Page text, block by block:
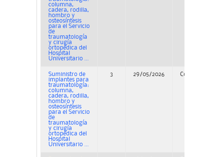
columna,
cadera, rodilla,
hombro y
osteosíntesis
para el Servicio
de
traumatología
y cirugía
ortopédica del
Hospital
Universitario ...
Suministro de
implantes para
traumatología:
columna,
cadera, rodilla,
hombro y
osteosíntesis
para el Servicio
de
traumatología
y cirugía
ortopédica del
Hospital
Universitario ...
3 29/05/2026 Concurso